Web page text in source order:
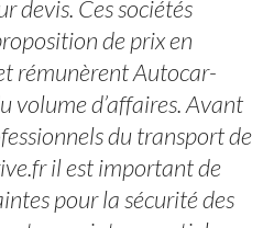
devis. Ces sociétés
de prix en
rémunèrent Autocar-
volume d’affaires. Avant
du transport de
il est important de
pour la sécurité des